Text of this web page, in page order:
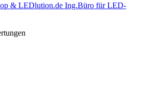
& LEDlution.de Ing.Büro für LED-